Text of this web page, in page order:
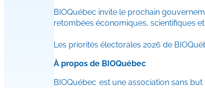
BIOQuébec invite le prochain
retombées économiques, scientifiques
Les priorités électorales 2026 de
À propos de BIOQuébec
BIOQuébec est une association sans